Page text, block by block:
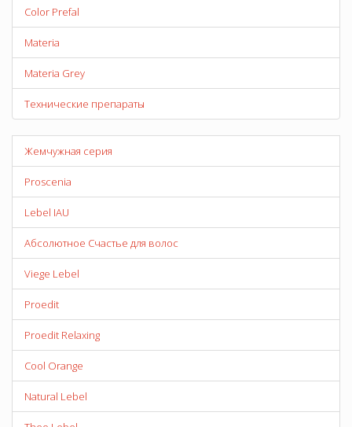
Color Prefal
Materia
Materia Grey
Технические препараты
Жемчужная серия
Proscenia
Lebel IAU
Абсолютное Счастье для волос
Viege Lebel
Proedit
Proedit Relaxing
Cool Orange
Natural Lebel